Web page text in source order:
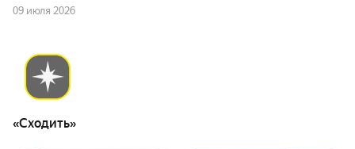
09 июля 2026
«Сходить»